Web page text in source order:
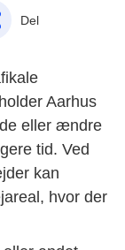
Del
Aarhus
eller ændre
tid. Ved
kan
hvor der